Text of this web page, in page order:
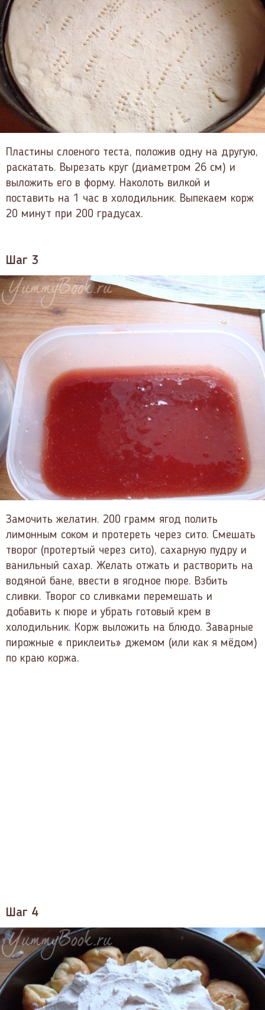
Пластины слоеного теста, положив одну на другую,
раскатать. Вырезать круг (диаметром 26 см) и
выложить его в форму. Наколоть вилкой и
поставить на 1 час в холодильник. Выпекаем корж
20 минут при 200 градусах.
Шаг 3
Замочить желатин. 200 грамм ягод полить
лимонным соком и протереть через сито. Смешать
творог (протертый через сито), сахарную пудру и
ванильный сахар. Желать отжать и растворить на
водяной бане, ввести в ягодное пюре. Взбить
сливки. Творог со сливками перемешать и
добавить к пюре и убрать готовый крем в
холодильник. Корж выложить на блюдо. Заварные
пирожные « приклеить» джемом (или как я мёдом)
по краю коржа.
Шаг 4